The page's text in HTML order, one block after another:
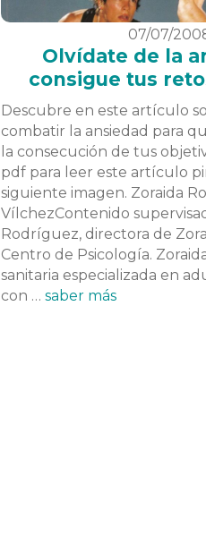
07/07/
Olvídate de la
consigue tus
Descubre en este artículo
combatir la ansiedad para
la consecución de tus
pdf para leer este artículo
siguiente imagen. Zoraida
VílchezContenido
Rodríguez, directora de
Centro de Psicología.
sanitaria especializada en
con … saber más